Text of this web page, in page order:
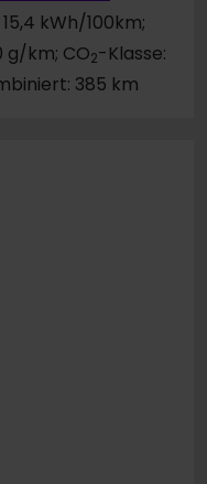
kWh/100km;
g/km; CO2-Klasse:
385 km